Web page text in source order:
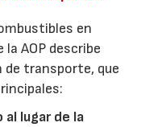
en
AOP describe
de transporte, que
al lugar de la